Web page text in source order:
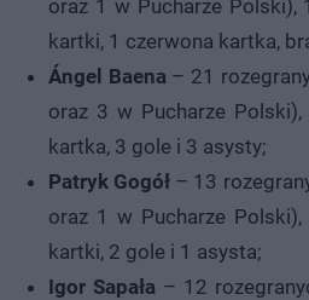
oraz 1 w Pucharze Polski),
kartki, 1 czerwona kartka,
Ángel Baena – 21
oraz 3 w Pucharze
kartka, 3 gole i 3 asysty;
Patryk Gogół – 13
oraz 1 w Pucharze
kartki, 2 gole i 1 asysta;
Igor Sapała – 12